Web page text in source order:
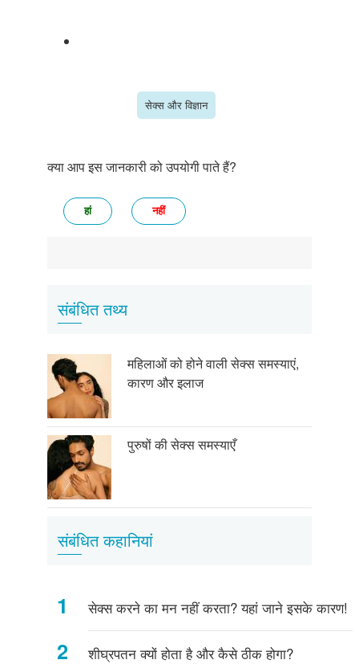
सेक्स और विज्ञान
क्या आप इस जानकारी को उपयोगी पाते हैं?
हां नहीं
संबंधित तथ्य
महिलाओं को होने वाली सेक्स समस्याएं,
कारण और इलाज
पुरुषों की सेक्स समस्याएँ
संबंधित कहानियां
सेक्स करने का मन नहीं करता? यहां जाने इसके कारण!
शीघ्रपतन क्यों होता है और कैसे ठीक होगा?